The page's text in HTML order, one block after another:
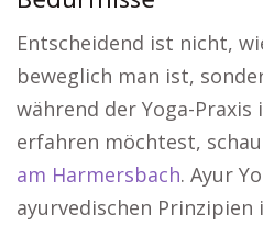
Entscheidend ist nicht,
beweglich man ist,
während der Yoga-
erfahren möchtest,
am Harmersbach. Ayur
ayurvedischen Prinzipien